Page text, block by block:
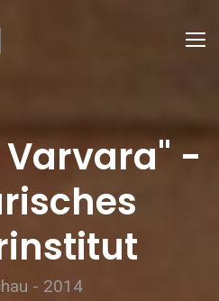
Varvara" -
- 2014